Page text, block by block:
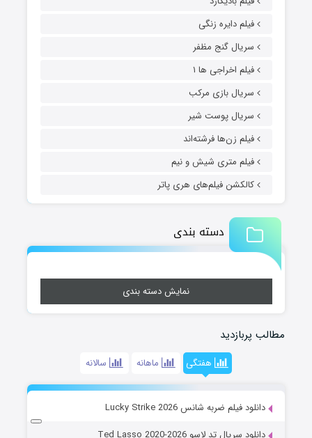
فیلم دایره زنگی
سریال گنج مظفر
فیلم اخراجی ها ۱
سریال بازی مرکب
سریال پوست شیر
فیلم زن‌ها فرشته‌اند
فیلم متری شیش و نیم
کالکشن فیلم‌های هری پاتر
دسته بندی
نمایش دسته بندی
مطالب پربازدید
هفتگی ماهانه سالانه
دانلود فیلم ضربه شانس Lucky Strike 2026
دانلود سریال تد لاسو Ted Lasso 2020-2026